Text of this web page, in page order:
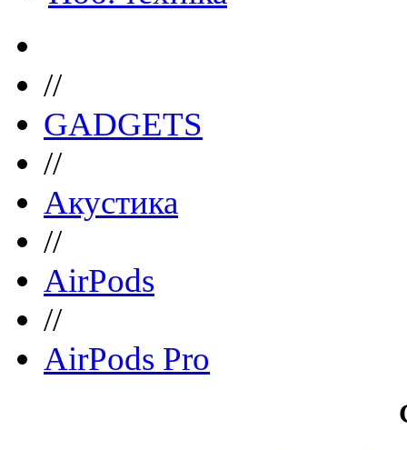
//
GADGETS
//
Акустика
//
AirPods
//
AirPods Pro